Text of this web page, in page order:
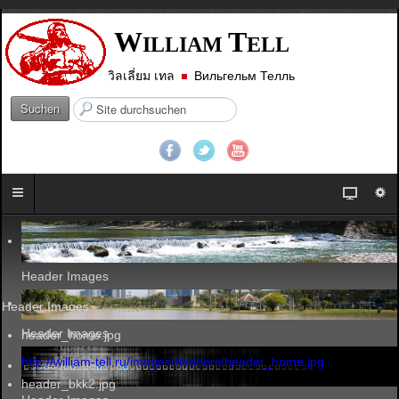
WILLIAM TELL
วิลเลี่ยม เทล Вильгельм Телль
Suchen
S
e
.
.
.
Header Images
Header Images
Header Images
header_home.jpg
http://william-tell.ru/images/headers/header_home.jpg
header_bkk2.jpg